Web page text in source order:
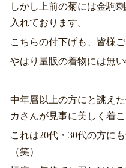
しかし上前の菊には金駒
入れております。
こちらの付下げも、皆様
やはり量販の着物には無
中年層以上の方にと誂え
カさんが見事に美しく着
これは20代・30代の方に
（笑）